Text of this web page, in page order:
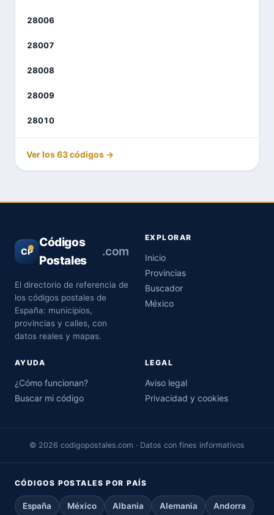
28006
28007
28008
28009
28010
Ver los 63 códigos →
CP
Códigos
Postales
.com
El directorio de referencia de
los códigos postales de
España: municipios,
provincias y calles, con
datos reales y mapas.
EXPLORAR
Inicio
Provincias
Buscador
México
AYUDA
¿Cómo funcionan?
Buscar mi código
LEGAL
Aviso legal
Privacidad y cookies
© 2026 codigopostales.com · Datos con fines informativos
CÓDIGOS POSTALES POR PAÍS
España México Albania Alemania Andorra